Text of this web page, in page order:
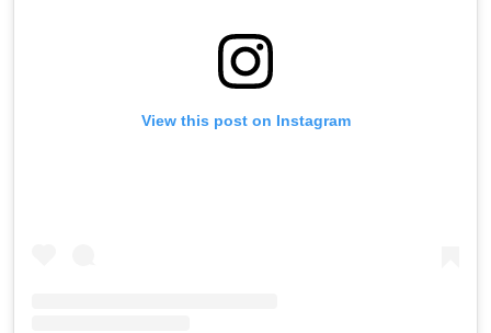
View this post on Instagram